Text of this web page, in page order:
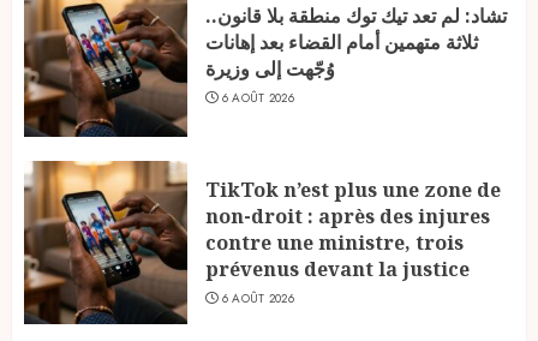
تشاد: لم تعد تيك توك منطقة بلا قانون..
ثلاثة متهمين أمام القضاء بعد إهانات
وُجّهت إلى وزيرة
6 AOÛT 2026
TikTok n’est plus une zone de
non-droit : après des injures
contre une ministre, trois
prévenus devant la justice
6 AOÛT 2026